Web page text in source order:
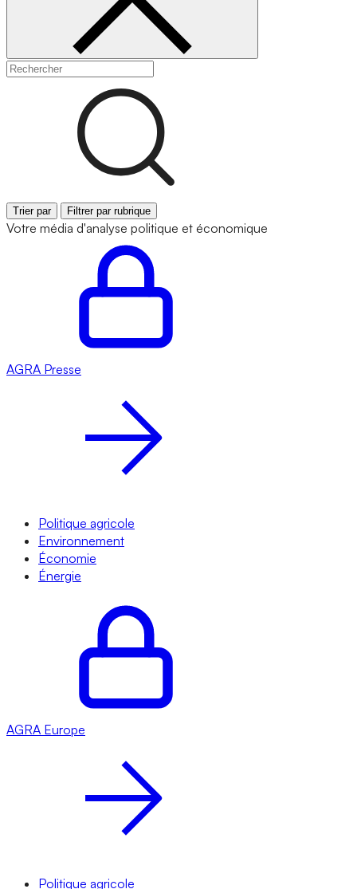
Trier par Filtrer par rubrique
Votre média d'analyse politique et économique
AGRA Presse
Politique agricole
Environnement
Économie
Énergie
AGRA Europe
Politique agricole